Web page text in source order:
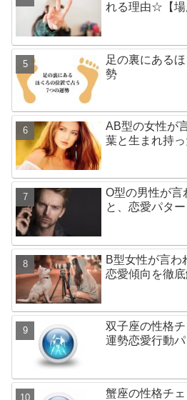
れる理由☆【場
足の裏にある
勢
AB型の女性が
葉と生まれ持
O型の男性が言
と、恋愛パタ
B型女性が言わ
恋愛傾向を徹底
双子座の性格
運勢恋愛行動
蟹座の性格チ